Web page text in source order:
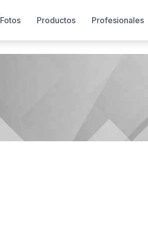
Fotos Productos Profesionales